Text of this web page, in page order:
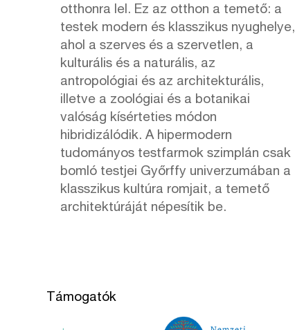
otthonra lel. Ez az otthon a temető: a
testek modern és klasszikus nyughelye,
ahol a szerves és a szervetlen, a
kulturális és a naturális, az
antropológiai és az architekturális,
illetve a zoológiai és a botanikai
valóság kísérteties módon
hibridizálódik. A hipermodern
tudományos testfarmok szimplán csak
bomló testjei Győrffy univerzumában a
klasszikus kultúra romjait, a temető
architektúráját népesítik be.
Támogatók